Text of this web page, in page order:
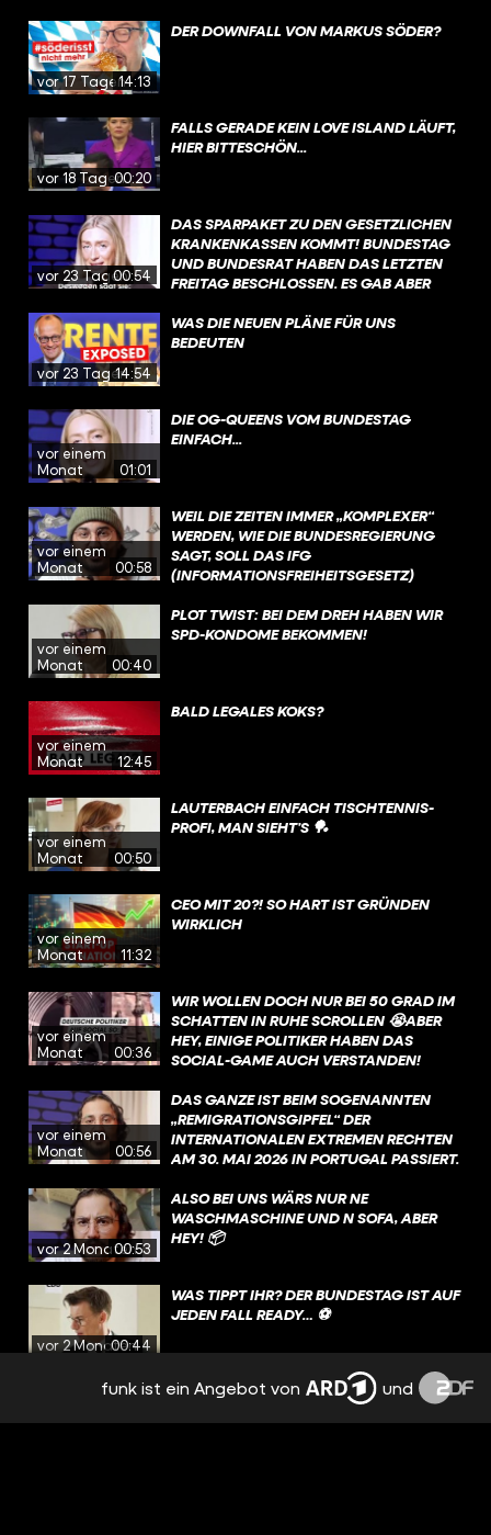
vor 17 Tagen14:13
DER DOWNFALL VON MARKUS SÖDER?
vor 18 Tagen00:20
FALLS GERADE KEIN LOVE ISLAND LÄUFT,
HIER BITTESCHÖN...
vor 23 Tagen00:54
DAS SPARPAKET ZU DEN GESETZLICHEN
KRANKENKASSEN KOMMT! BUNDESTAG
UND BUNDESRAT HABEN DAS LETZTEN
FREITAG BESCHLOSSEN. ES GAB ABER
ÄNDERUNGEN BEI DER PSYCHOTHERAPIE
WURDEN SCHARF KRITISIERT. DIE
DAS GESETZ EIN BISSCHEN LOCKERN
SOLLEN – IM FOKUS STEHEN DA AUCH
vor 23 Tagen14:54
WAS DIE NEUEN PLÄNE FÜR UNS
BEDEUTEN
vor einem
Monat
01:01
DIE OG-QUEENS VOM BUNDESTAG
EINFACH...
vor einem
Monat
00:58
WEIL DIE ZEITEN IMMER „KOMPLEXER“
WERDEN, WIE DIE BUNDESREGIERUNG
SAGT, SOLL DAS IFG
(INFORMATIONSFREIHEITSGESETZ)
BEREICHE „KRITISCHE INFRASTRUKTUR,
SPIONAGEABWEHR,
vor einem
Monat
00:40
PLOT TWIST: BEI DEM DREH HABEN WIR
SPD-KONDOME BEKOMMEN!
vor einem
Monat
12:45
BALD LEGALES KOKS?
vor einem
Monat
00:50
LAUTERBACH EINFACH TISCHTENNIS-
PROFI, MAN SIEHT’S 🏓
vor einem
Monat
11:32
CEO MIT 20?! SO HART IST GRÜNDEN
WIRKLICH
vor einem
Monat
00:36
WIR WOLLEN DOCH NUR BEI 50 GRAD IM
SCHATTEN IN RUHE SCROLLEN 😭ABER
HEY, EINIGE POLITIKER HABEN DAS
SOCIAL-GAME AUCH VERSTANDEN!
vor einem
Monat
00:56
DAS GANZE IST BEIM SOGENANNTEN
„REMIGRATIONSGIPFEL“ DER
INTERNATIONALEN EXTREMEN RECHTEN
AM 30. MAI 2026 IN PORTUGAL PASSIERT.
ANDEREM VON MARTIN SELLNER, EINEM
RECHTSEXTREMEN AKTIVISTEN AUS
ÖSTERREICH.
vor 2 Monaten
00:53
ALSO BEI UNS WÄRS NUR NE
WASCHMASCHINE UND N SOFA, ABER
HEY! 📦
vor 2 Monaten
00:44
WAS TIPPT IHR? DER BUNDESTAG IST AUF
JEDEN FALL READY… ⚽️
FÜHLT SICH DIE ZUKUNFT IN
DEUTSCHLAND FÜR EUCH AUCH AN WIE
funk ist ein Angebot von und